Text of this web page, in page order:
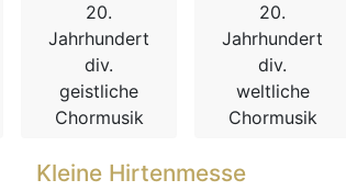
20.
Jahrhundert
div.
geistliche
Chormusik
20.
Jahrhundert
div.
weltliche
Chormusik
Kleine Hirtenmesse